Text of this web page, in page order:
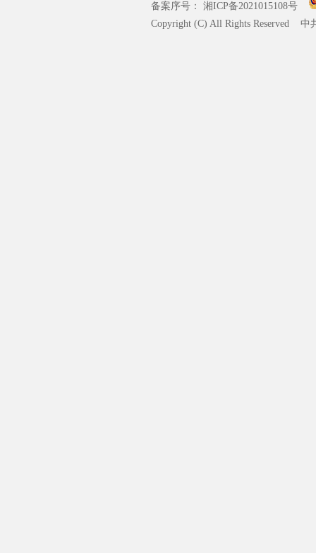
备案序号： 湘ICP备2021015108号
Copyright (C) All Rights Reserved